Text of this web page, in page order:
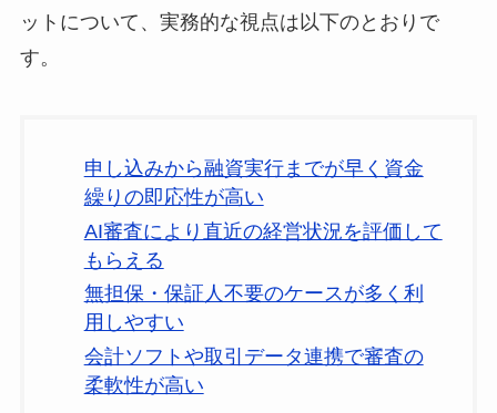
ットについて、実務的な視点は以下のとおりで
す。
申し込みから融資実行までが早く資金
繰りの即応性が高い
AI審査により直近の経営状況を評価して
もらえる
無担保・保証人不要のケースが多く利
用しやすい
会計ソフトや取引データ連携で審査の
柔軟性が高い